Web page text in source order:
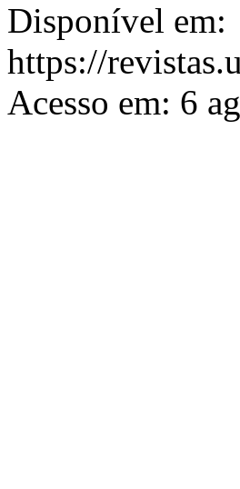
Disponível em:
https://
Acesso em: 6